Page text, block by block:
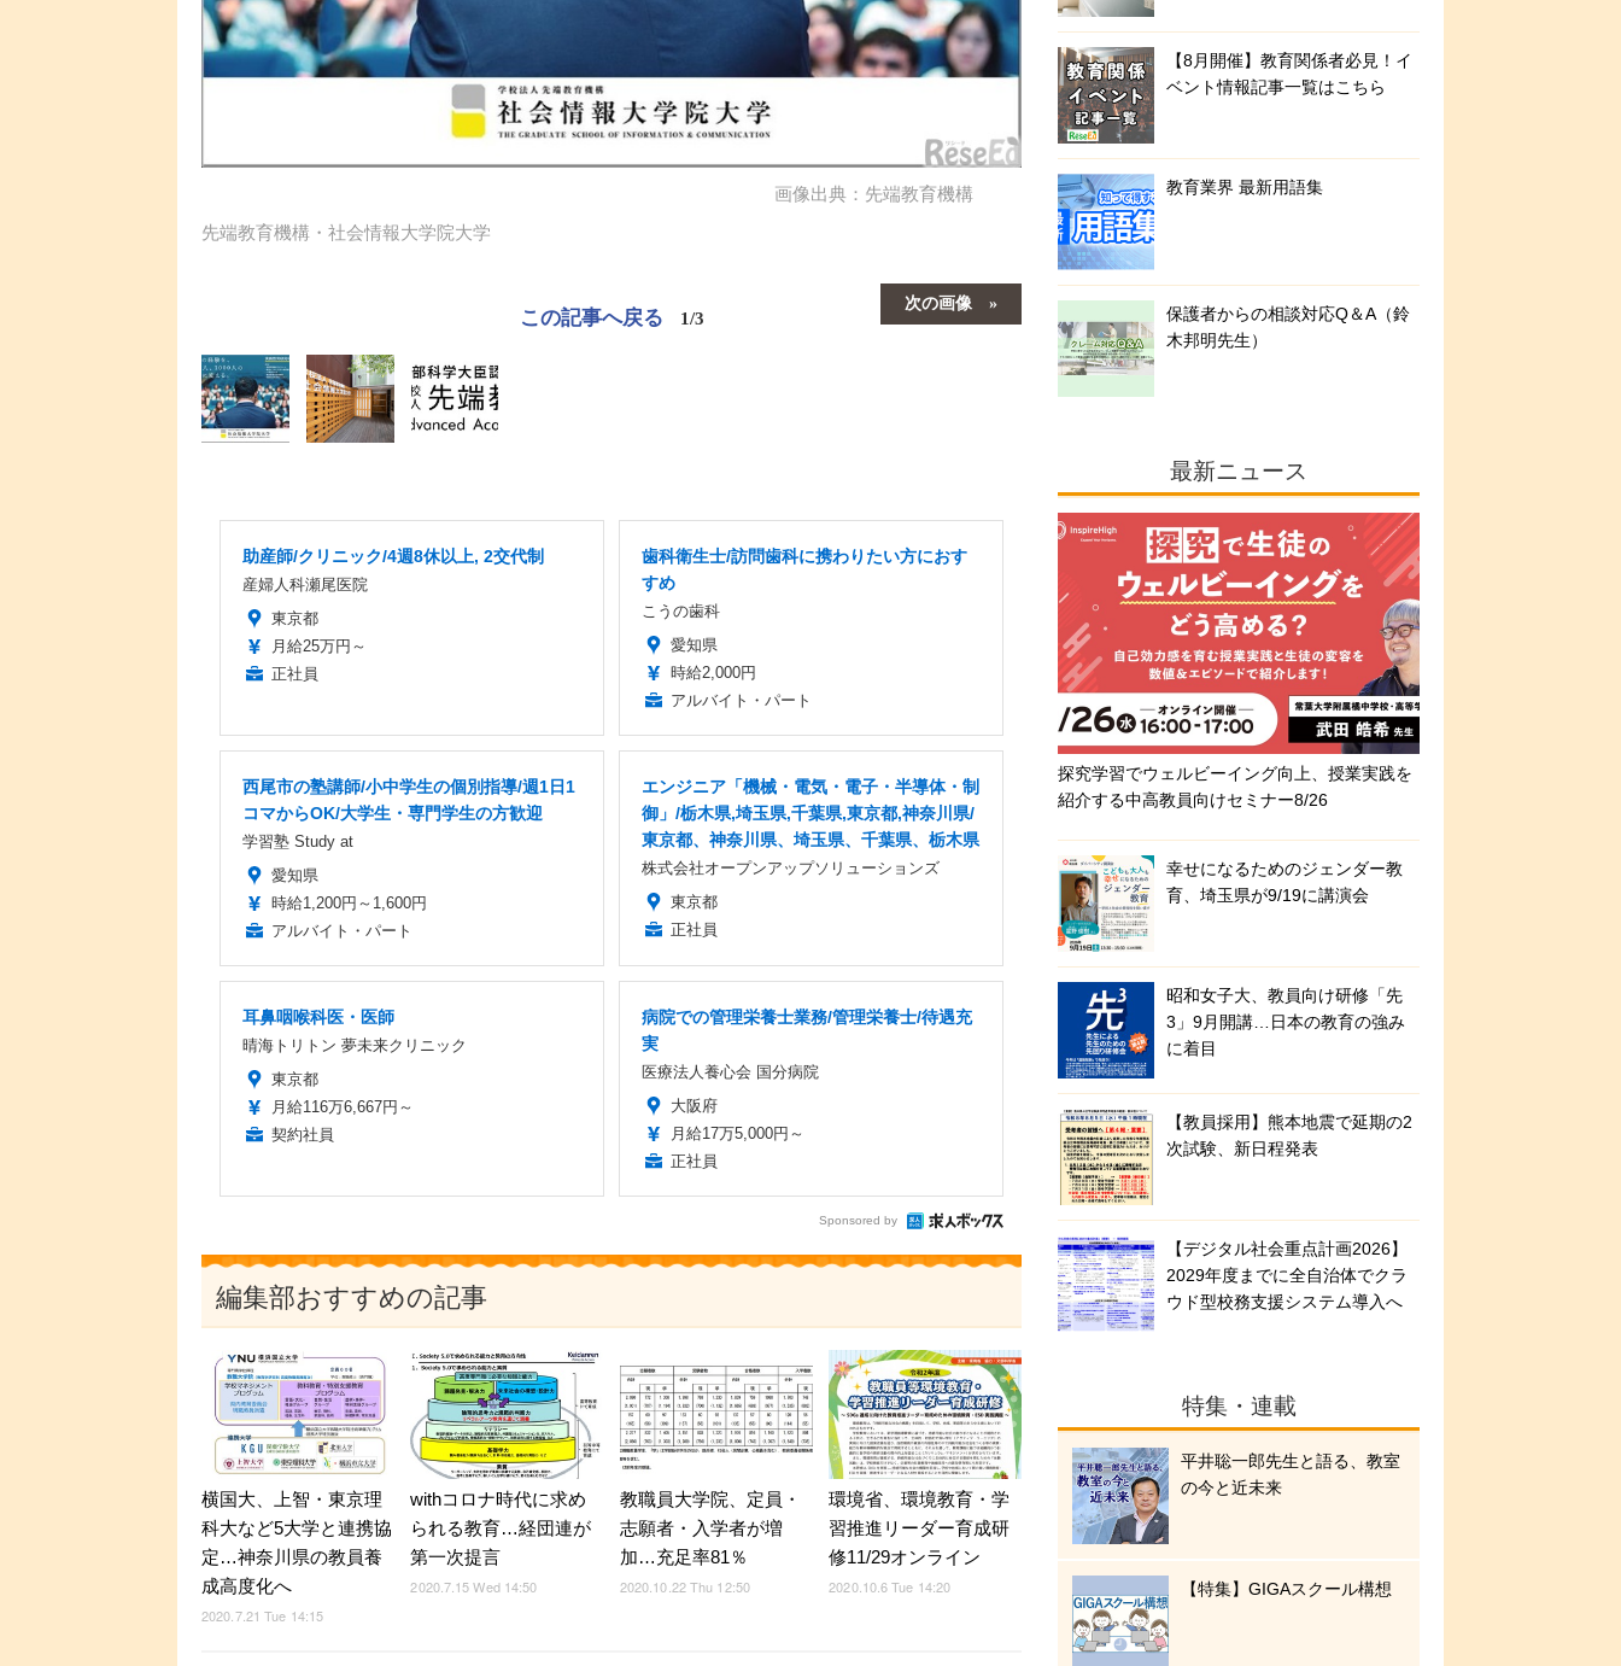
画像出典：先端教育機構
先端教育機構・社会情報大学院大学
次の画像
この記事へ戻る 1/3
助産師/クリニック/4週8休以上, 2交代制
産婦人科瀬尾医院
東京都
月給25万円～
正社員
歯科衛生士/訪問歯科に携わりたい方におす
すめ
こうの歯科
愛知県
時給2,000円
アルバイト・パート
西尾市の塾講師/小中学生の個別指導/週1日1
コマからOK/大学生・専門学生の方歓迎
学習塾 Study at
愛知県
時給1,200円～1,600円
アルバイト・パート
エンジニア「機械・電気・電子・半導体・制
御」/栃木県,埼玉県,千葉県,東京都,神奈川県/
東京都、神奈川県、埼玉県、千葉県、栃木県
株式会社オープンアップソリューションズ
東京都
正社員
耳鼻咽喉科医・医師
晴海トリトン 夢未来クリニック
東京都
月給116万6,667円～
契約社員
病院での管理栄養士業務/管理栄養士/待遇充
実
医療法人養心会 国分病院
大阪府
月給17万5,000円～
正社員
Sponsored by
編集部おすすめの記事
横国大、上智・東京理
科大など5大学と連携協
定…神奈川県の教員養
成高度化へ
2020.7.21 Tue 14:15
withコロナ時代に求め
られる教育…経団連が
第一次提言
2020.7.15 Wed 14:50
教職員大学院、定員・
志願者・入学者が増
加…充足率81％
2020.10.22 Thu 12:50
環境省、環境教育・学
習推進リーダー育成研
修11/29オンライン
2020.10.6 Tue 14:20
【8月開催】教育関係者必見！イ
ベント情報記事一覧はこちら
教育業界 最新用語集
保護者からの相談対応Q＆A（鈴
木邦明先生）
最新ニュース
探究学習でウェルビーイング向上、授業実践を
紹介する中高教員向けセミナー8/26
幸せになるためのジェンダー教
育、埼玉県が9/19に講演会
昭和女子大、教員向け研修「先
3」9月開講…日本の教育の強み
に着目
【教員採用】熊本地震で延期の2
次試験、新日程発表
【デジタル社会重点計画2026】
2029年度までに全自治体でクラ
ウド型校務支援システム導入へ
特集・連載
平井聡一郎先生と語る、教室
の今と近未来
【特集】GIGAスクール構想